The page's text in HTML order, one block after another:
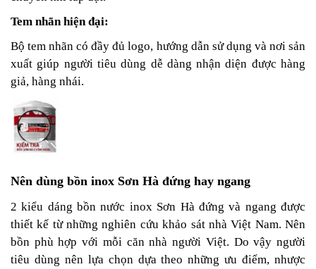
Tem nhãn hiện đại:
Bộ tem nhãn có đầy đủ logo, hướng dẫn sử dụng và nơi sản
xuất giúp người tiêu dùng dễ dàng nhận diện được hàng
giả, hàng nhái.
Nên dùng bồn inox Sơn Hà đứng hay ngang
2 kiểu dáng bồn nước inox Sơn Hà đứng và ngang được
thiết kế từ những nghiên cứu khảo sát nhà Việt Nam. Nên
bồn phù hợp với mỗi căn nhà người Việt. Do vậy người
tiêu dùng nên lựa chọn dựa theo những ưu điểm, nhược